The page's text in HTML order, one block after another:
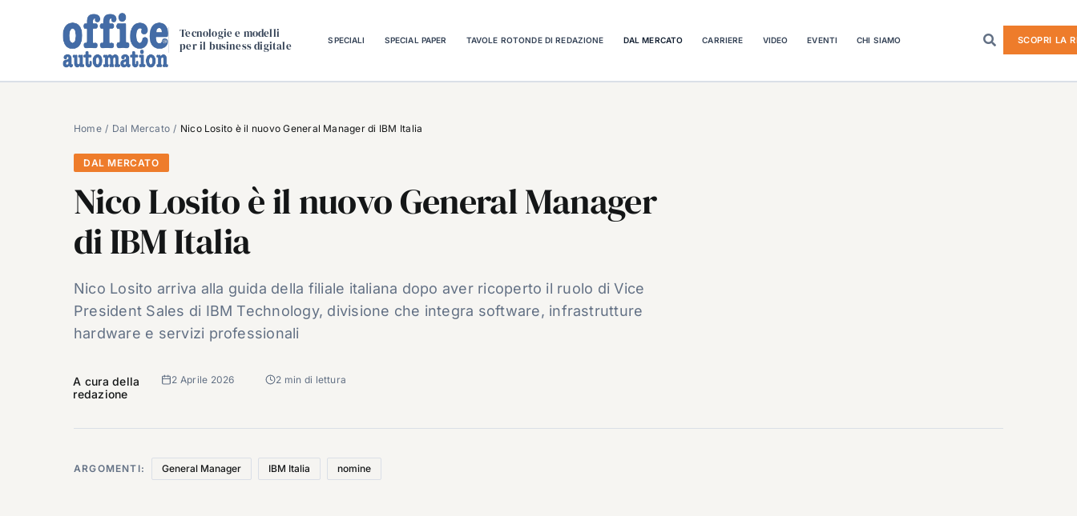
Tecnologie e modelli
per il business digitale
SPECIALI SPECIAL PAPER TAVOLE ROTONDE DI REDAZIONE DAL MERCATO CARRIERE VIDEO EVENTI CHI SIAMO SCOPRI LA
Home Dal Mercato Nico Losito è il nuovo General Manager di IBM Italia
DAL MERCATO
Nico Losito è il nuovo General Manager
di IBM Italia
Nico Losito arriva alla guida della filiale italiana dopo aver ricoperto il ruolo di Vice
President Sales di IBM Technology, divisione che integra software, infrastrutture
hardware e servizi professionali
A cura della
redazione
2 Aprile 2026 2 min di lettura
ARGOMENTI: General Manager IBM Italia nomine